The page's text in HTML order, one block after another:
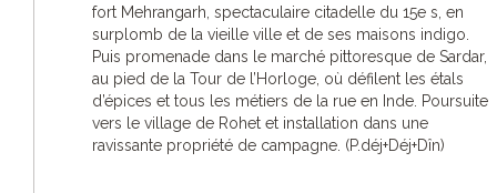
fort Mehrangarh, spectaculaire citadelle du 15e s, en
surplomb de la vieille ville et de ses maisons indigo.
Puis promenade dans le marché pittoresque de Sardar,
au pied de la Tour de l’Horloge, où défilent les étals
d’épices et tous les métiers de la rue en Inde. Poursuite
vers le village de Rohet et installation dans une
ravissante propriété de campagne. (P.déj+Déj+Dîn)